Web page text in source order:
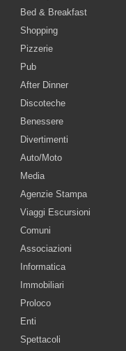
Bed & Breakfast
Shopping
Pizzerie
Pub
After Dinner
Discoteche
Benessere
Divertimenti
Auto/Moto
Media
Agenzie Stampa
Viaggi Escursioni
Comuni
Associazioni
Informatica
Immobiliari
Proloco
Enti
Spettacoli